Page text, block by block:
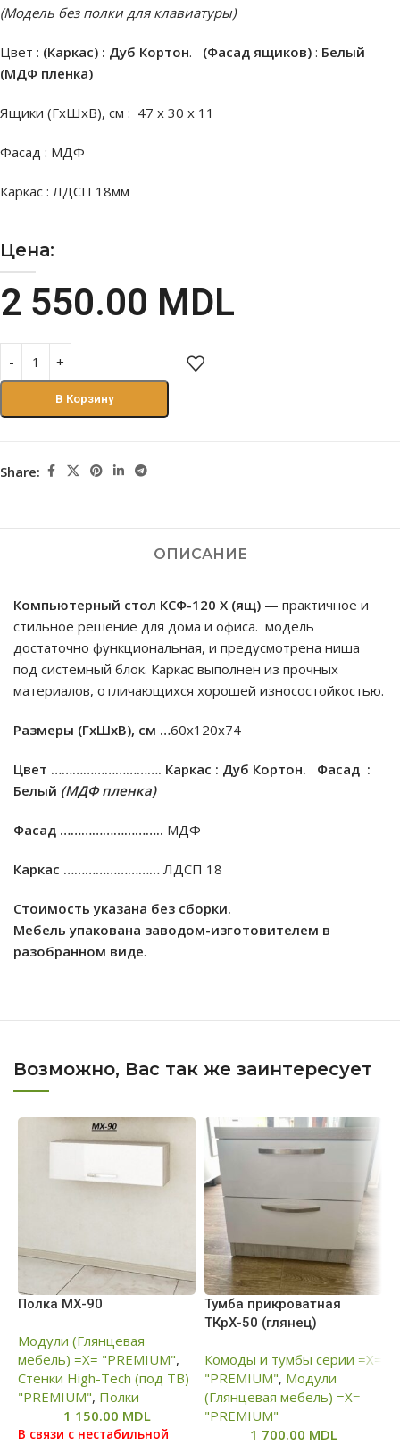
(Модель без полки для клавиатуры)
Цвет : (Каркас) : Дуб Кортон. (Фасад ящиков) : Белый
(МДФ пленка)
Ящики (ГхШхВ), см : 47 х 30 х 11
Фасад : МДФ
Каркас : ЛДСП 18мм
Цена:
2 550.00 MDL
В Корзину
Share:
ОПИСАНИЕ
Компьютерный стол КСФ-120 Х (ящ) — практичное и
стильное решение для дома и офиса. модель
достаточно функциональная, и предусмотрена ниша
под системный блок. Каркас выполнен из прочных
материалов, отличающихся хорошей износостойкостью.
Размеры (ГхШхВ), см …60х120х74
Цвет …………………………. Каркас : Дуб Кортон. Фасад :
Белый (МДФ пленка)
Фасад ……………………….. МДФ
Каркас ……………………… ЛДСП 18
Стоимость указана без сборки.
Мебель упакована заводом-изготовителем в
разобранном виде.
Возможно, Вас так же заинтересует
Полка МХ-90
Модули (Глянцевая
мебель) =Х= "PREMIUM",
Стенки High-Tech (под ТВ)
"PREMIUM", Полки
1 150.00 MDL
В связи с нестабильной
Тумба прикроватная
ТКрХ-50 (глянец)
Комоды и тумбы серии =Х=
"PREMIUM", Модули
(Глянцевая мебель) =Х=
"PREMIUM"
1 700.00 MDL